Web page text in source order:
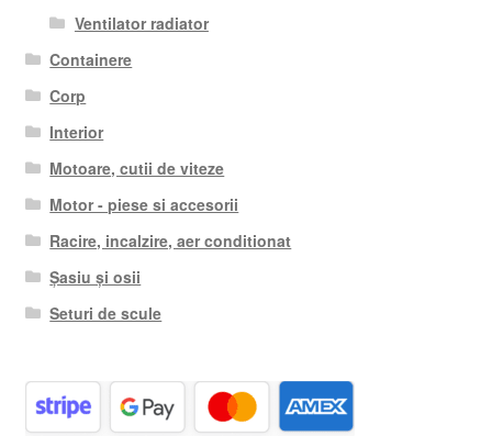
Ventilator radiator
Containere
Corp
Interior
Motoare, cutii de viteze
Motor - piese si accesorii
Racire, incalzire, aer conditionat
Șasiu și osii
Seturi de scule